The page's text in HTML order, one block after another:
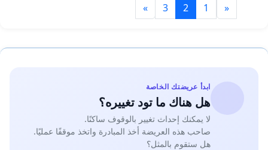
«
1
2
3
»
ابدأ عريضتك الخاصة
هل هناك ما تود تغييره؟
لا يمكنك إحداث تغيير بالوقوف ساكنًا.
صاحب هذه العريضة أخذ المبادرة واتخذ موقفًا عمليًا.
هل ستقوم بالمثل؟